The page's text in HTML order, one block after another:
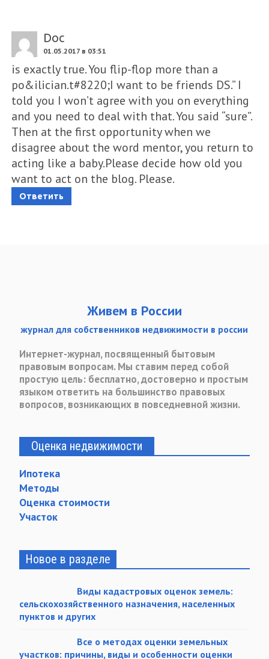
Doc
01.05.2017 в 03:51
is exactly true. You flip-flop more than a
po&ilician.t#8220;I want to be friends DS.” I
told you I won’t agree with you on everything
and you need to deal with that. You said “sure”.
Then at the first opportunity when we
disagree about the word mentor, you return to
acting like a baby.Please decide how old you
want to act on the blog. Please.
Ответить
Живем в России
журнал для собственников недвижимости в россии
Интернет-журнал, посвященный бытовым
правовым вопросам. Мы ставим перед собой
простую цель: бесплатно, достоверно и простым
языком ответить на большинство правовых
вопросов, возникающих в повседневной жизни.
Оценка недвижимости
Ипотека
Методы
Оценка стоимости
Участок
Новое в разделе
Виды кадастровых оценок земель:
сельскохозяйственного назначения, населенных
пунктов и других
Все о методах оценки земельных
участков: причины, виды и особенности оценки